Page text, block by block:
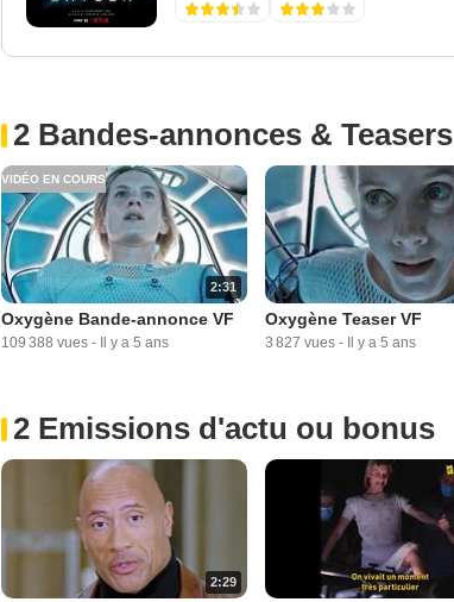
2 Bandes-annonces & Teasers
2:31
VIDÉO EN COURS
Oxygène Bande-annonce VF
109 388 vues - Il y a 5 ans
Oxygène Teaser VF
3 827 vues - Il y a 5 ans
2 Emissions d'actu ou bonus
2:29